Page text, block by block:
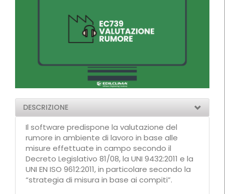
DESCRIZIONE
Il software predispone la valutazione del
rumore in ambiente di lavoro in base alle
misure effettuate in campo secondo il
Decreto Legislativo 81/08, la UNI 9432:2011 e la
UNI EN ISO 9612:2011, in particolare secondo la
“strategia di misura in base ai compiti”.